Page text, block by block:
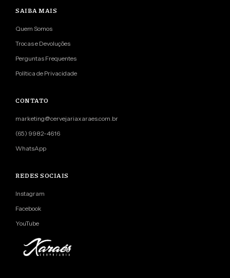
SAIBA MAIS
Quem Somos
Trocas e Devoluções
Perguntas Frequentes
Política de Privacidade
CONTATO
marketing@cervejariaxaraes.com.br
(65) 9982-4616
WhatsApp
REDES SOCIAIS
Instagram
Facebook
YouTube